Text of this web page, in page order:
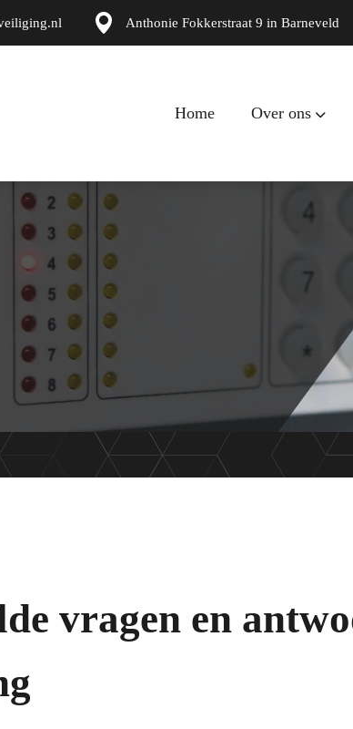
Anthonie Fokkerstraat 9 in Barneveld
Home Over ons
vragen en